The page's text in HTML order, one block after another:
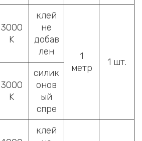
3000
K
клей
не
добав
лен
1
метр
1 шт.
3000
K
силик
онов
ый
спре
клей